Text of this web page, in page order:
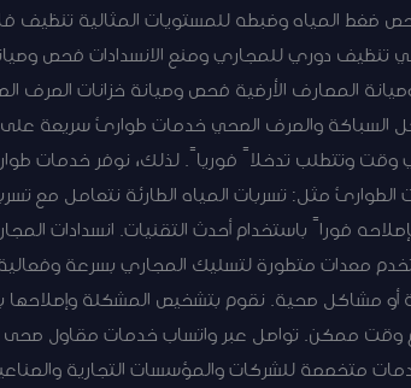
ضغط المياه وضبطه للمستويات المثالية تنظيف
تنظيف دوري للمجاري ومنع الانسدادات فحص
المصارف الأرضية فحص وصيانة خزانات الصرف
الطوارئ مثل: تسربات المياه الطارئة نتعامل مع
فوراً باستخدام أحدث التقنيات. انسدادات
معدات متطورة لتسليك المجاري بسرعة
أو مشاكل صحية. نقوم بتشخيص المشكلة
وقت ممكن. تواصل عبر واتساب خدمات مقاول
متخصصة للشركات والمؤسسات التجارية